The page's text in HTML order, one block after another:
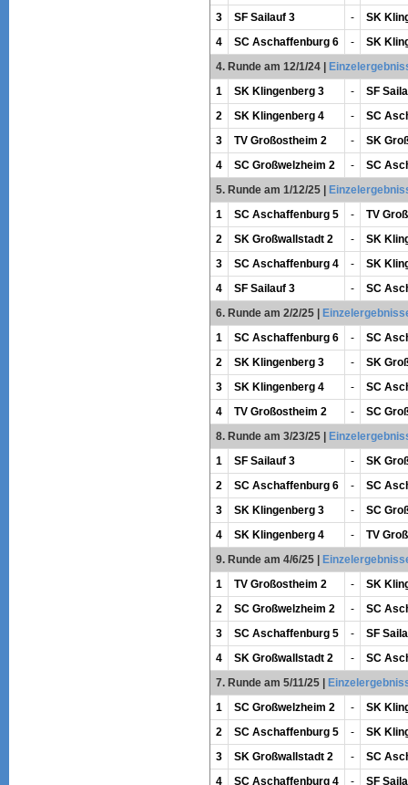
3
SF Sailauf 3 -
SK
4
SC Aschaffenburg 6 -
SK
4. Runde am 12/1/24|
1
SK Klingenberg 3 -
SF
2
SK Klingenberg 4 -
SC
3
TV Großostheim 2 -
SK
4
SC Großwelzheim 2 -
SC
5. Runde am 1/12/25|
1
SC Aschaffenburg 5 -
TV
2
SK Großwallstadt 2 -
SK
3
SC Aschaffenburg 4 -
SK
4
SF Sailauf 3 -
SC
6. Runde am 2/2/25|
1
SC Aschaffenburg 6 -
SC
2
SK Klingenberg 3 -
SK
3
SK Klingenberg 4 -
SC
4
TV Großostheim 2 -
SC
8. Runde am 3/23/25|
1
SF Sailauf 3 -
SK
2
SC Aschaffenburg 6 -
SC
3
SK Klingenberg 3 -
SC
4
SK Klingenberg 4 -
TV
9. Runde am 4/6/25|
1
TV Großostheim 2 -
SK
2
SC Großwelzheim 2 -
SC
3
SC Aschaffenburg 5 -
SF
4
SK Großwallstadt 2 -
SC
7. Runde am 5/11/25|
1
SC Großwelzheim 2 -
SK
2
SC Aschaffenburg 5 -
SK
3
SK Großwallstadt 2 -
SC
4
SC Aschaffenburg 4 - SF